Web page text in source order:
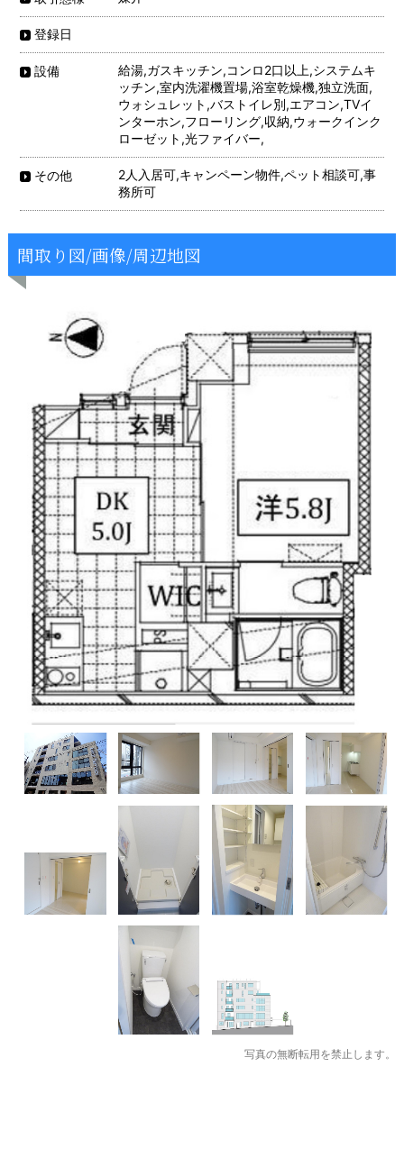
登録日
設備
給湯,ガスキッチン,コンロ2口以上,システムキ
ッチン,室内洗濯機置場,浴室乾燥機,独立洗面,
ウォシュレット,バストイレ別,エアコン,TVイ
ンターホン,フローリング,収納,ウォークインク
ローゼット,光ファイバー,
その他
2人入居可,キャンペーン物件,ペット相談可,事
務所可
間取り図/画像/周辺地図
写真の無断転用を禁止します。